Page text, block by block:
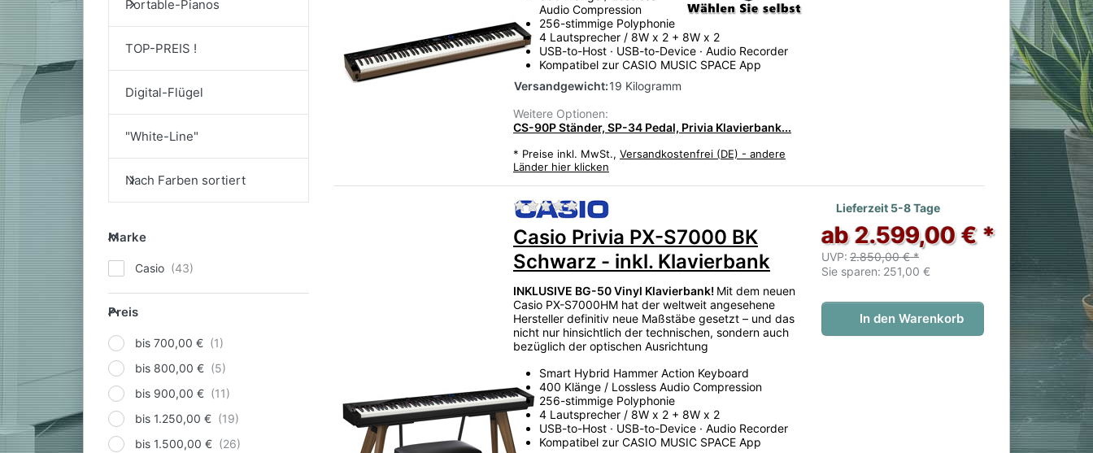
Portable-Pianos
TOP-PREIS !
Digital-Flügel
"White-Line"
Nach Farben sortiert
Marke
Marke
Casio
Preis
Preis
bis 700,00 €
bis 800,00 €
bis 900,00 €
bis 1.250,00 €
bis 1.500,00 €
Audio Compression
256-stimmige Polyphonie
4 Lautsprecher / 8W x 2 + 8W x 2
USB-to-Host · USB-to-Device · Audio Recorder
Kompatibel zur CASIO MUSIC SPACE App
Versandgewicht:19 Kilogramm
Weitere Optionen:
CS-90P Ständer, SP-34 Pedal, Privia Klavierbank...
* Preise inkl. MwSt., Versandkostenfrei (DE) - andere
Länder hier klicken
Zu diesem Produkt liegen noch keine Bewertungen vor.
Casio Privia PX-S7000 BK
Schwarz - inkl. Klavierbank
INKLUSIVE BG-50 Vinyl Klavierbank! Mit dem neuen
Casio PX-S7000HM hat der weltweit angesehene
Hersteller definitiv neue Maßstäbe gesetzt – und das
nicht nur hinsichtlich der technischen, sondern auch
bezüglich der optischen Ausrichtung
Smart Hybrid Hammer Action Keyboard
400 Klänge / Lossless Audio Compression
256-stimmige Polyphonie
4 Lautsprecher / 8W x 2 + 8W x 2
USB-to-Host · USB-to-Device · Audio Recorder
Kompatibel zur CASIO MUSIC SPACE App
Lieferzeit 5-8 Tage
ab 2.599,00 € *
UVP: 2.850,00 € *
Sie sparen: 251,00 €
In den Warenkorb